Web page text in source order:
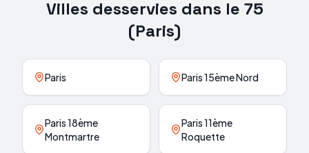
Villes desservies dans le 75
(Paris)
Paris Paris 15ème Nord
Paris 18ème
Montmartre
Paris 11ème
Roquette